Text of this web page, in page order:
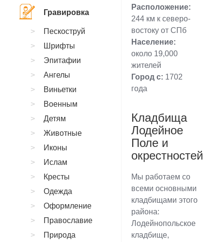
Расположение:
244 км к северо-
востоку от СПб
Население:
около 19,000
жителей
Город с: 1702
года
Кладбища
Лодейное
Поле и
окрестностей
Мы работаем со
всеми основными
кладбищами этого
района:
Лодейнопольское
кладбище,
Гравировка
Пескоструй
Шрифты
Эпитафии
Ангелы
Виньетки
Военным
Детям
Животные
Иконы
Ислам
Кресты
Одежда
Оформление
Православие
Природа